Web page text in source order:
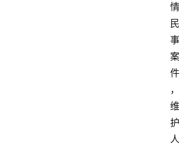
情
民
事
案
件
，
维
护
人